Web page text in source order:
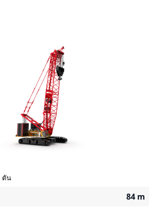
ตัน
84 m